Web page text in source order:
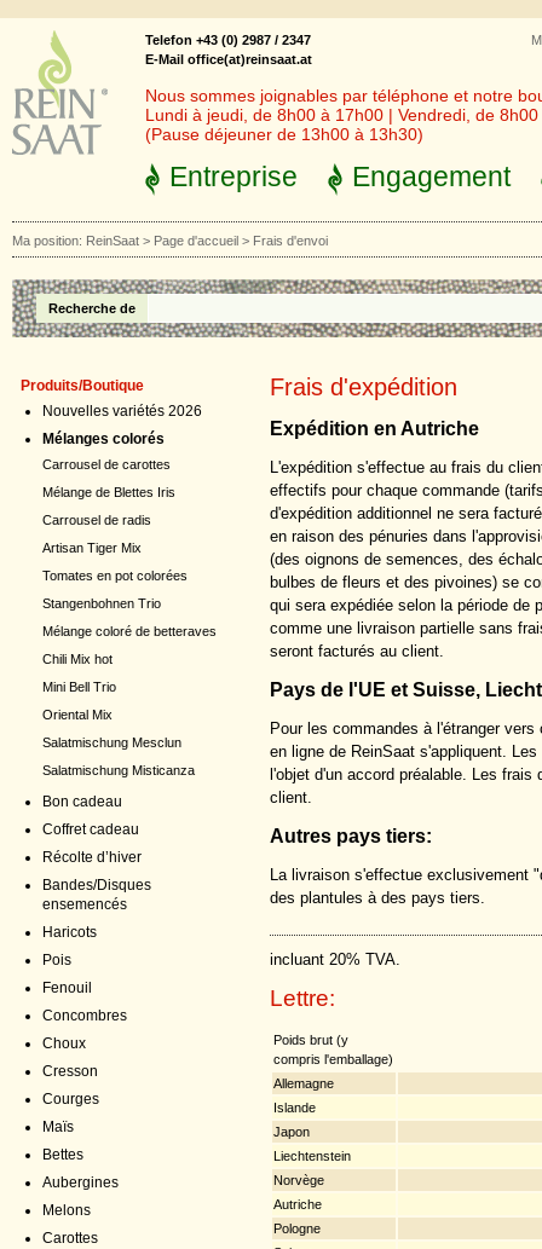
Telefon +43 (0) 2987 / 2347
E-Mail office(at)reinsaat.at
Nous sommes joignables par téléphone et notre
Lundi à jeudi, de 8h00 à 17h00 | Vendredi, de
(Pause déjeuner de 13h00 à 13h30)
Entreprise Engagement
Ma position: ReinSaat > Page d'accueil > Frais d'envoi
Recherche de
Produits/Boutique
Nouvelles variétés 2026
Mélanges colorés
Carrousel de carottes
Mélange de Blettes Iris
Carrousel de radis
Artisan Tiger Mix
Tomates en pot colorées
Stangenbohnen Trio
Mélange coloré de betteraves
Chili Mix hot
Mini Bell Trio
Oriental Mix
Salatmischung Mesclun
Salatmischung Misticanza
Bon cadeau
Coffret cadeau
Récolte d’hiver
Bandes/Disques
ensemencés
Haricots
Pois
Fenouil
Concombres
Choux
Cresson
Courges
Maïs
Bettes
Aubergines
Melons
Carottes
Frais d'expédition
Expédition en Autriche
L'expédition s'effectue au frais du
effectifs pour chaque commande
d'expédition additionnel ne sera
en raison des pénuries dans
(des oignons de semences, des
bulbes de fleurs et des pivoines) se
qui sera expédiée selon la période de
comme une livraison partielle sans
seront facturés au client.
Pays de l'UE et Suisse,
Pour les commandes à l'étranger
en ligne de ReinSaat s'appliquent.
l'objet d'un accord préalable. Les
client.
Autres pays tiers:
La livraison s'effectue exclusivement
des plantules à des pays tiers.
incluant 20% TVA.
Lettre:
Poids brut (y
compris l'emballage)
Allemagne
Islande
Japon
Liechtenstein
Norvège
Autriche
Pologne